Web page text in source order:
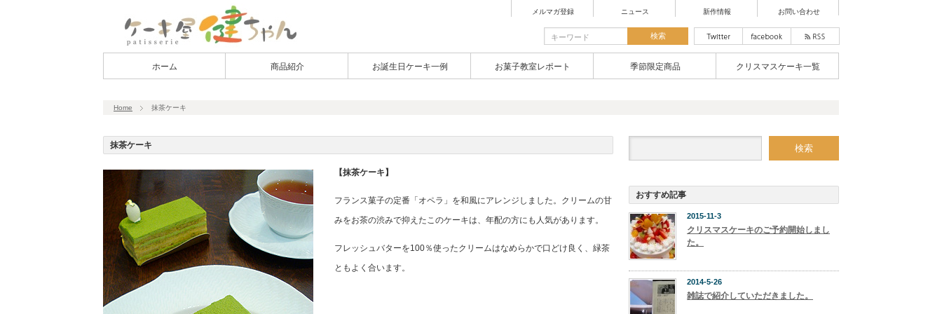
メルマガ登録 ニュース 新作情報 お問い合わせ
ホーム 商品紹介 お誕生日ケーキ一例 お菓子教室レポート 季節限定商品 クリスマスケーキ一覧
Home 抹茶ケーキ
抹茶ケーキ
【抹茶ケーキ】
フランス菓子の定番「オペラ」を和風にアレンジしました。クリームの甘
みをお茶の渋みで抑えたこのケーキは、年配の方にも人気があります。
フレッシュバターを100％使ったクリームはなめらかで口どけ良く、緑茶
ともよく合います。
おすすめ記事
2015-11-3
クリスマスケーキのご予約開始しまし
た。
2014-5-26
雑誌で紹介していただきました。